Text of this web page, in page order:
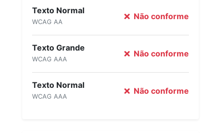
Texto Normal
WCAG AA
Não conforme
Texto Grande
WCAG AAA
Não conforme
Texto Normal
WCAG AAA
Não conforme